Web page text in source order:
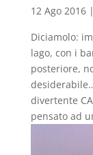
12 Ago 2016|
Diciamolo:
lago, con i
posteriore,
divertente
pensato ad